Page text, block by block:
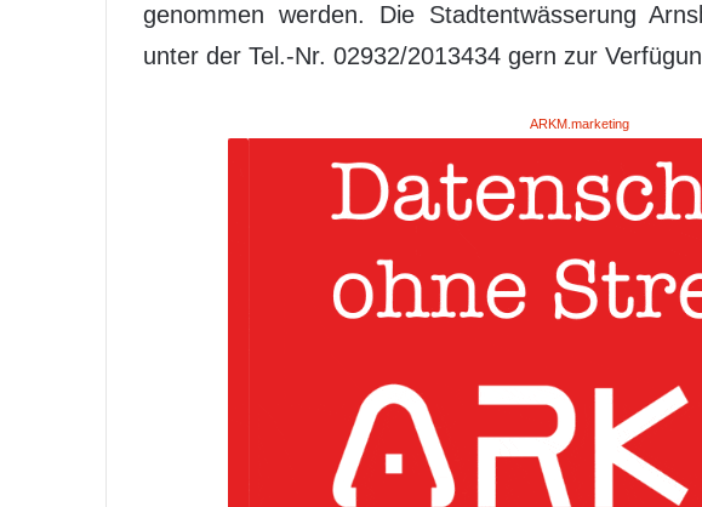
genommen werden. Die Stadtentwässerung
unter der Tel.-Nr. 02932/2013434 gern zur
ARKM.marketing